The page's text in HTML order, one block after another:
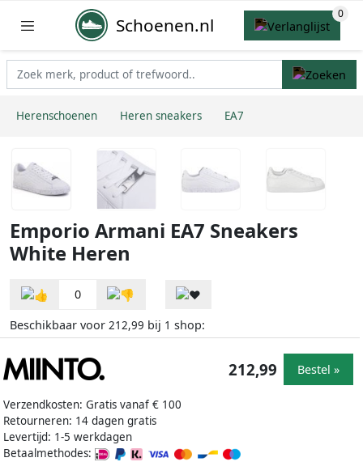
Schoenen.nl
Herenschoenen Heren sneakers EA7
Emporio Armani EA7 Sneakers
White Heren
0
Beschikbaar voor 212,99 bij 1 shop:
Verzendkosten: Gratis vanaf € 100
Retourneren: 14 dagen gratis
Levertijd: 1-5 werkdagen
Betaalmethodes:
212,99 Bestel »